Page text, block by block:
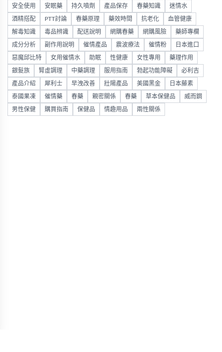
安全使用 安眠藥 持久噴劑 產品保存 春藥知識 迷情水
酒精搭配 PTT討論 春藥原理 藥效時間 抗老化 血管健康
解毒知識 毒品辨識 配送說明 網購春藥 網購風險 藥師專欄
成分分析 副作用說明 催情產品 震波療法 催情粉 日本進口
惡魔邱比特 女用催情水 助眠 性健康 女性專用 藥理作用
銀髮族 腎虛調理 中藥調理 服用指南 勃起功能障礙 必利吉
產品介紹 犀利士 早洩改善 壯陽產品 美國黑金 日本藤素
泰國果凍 催情藥 春藥 親密關係 春藥 草本保健品 威而鋼
男性保健 購買指南 保健品 情趣用品 兩性關係